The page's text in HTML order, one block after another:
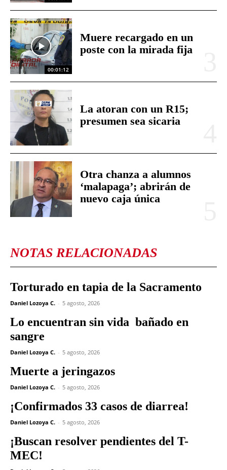
00:01:12
Muere recargado en un
poste con la mirada fija
La atoran con un R15;
presumen sea sicaria
Otra chanza a alumnos
‘malapaga’; abrirán de
nuevo caja única
NOTAS RELACIONADAS
Torturado en tapia de la Sacramento
Daniel Lozoya C. - 5 agosto, 2026
Lo encuentran sin vida bañado en
sangre
Daniel Lozoya C. - 5 agosto, 2026
Muerte a jeringazos
Daniel Lozoya C. - 5 agosto, 2026
¡Confirmados 33 casos de diarrea!
Daniel Lozoya C. - 5 agosto, 2026
¡Buscan resolver pendientes del T-
MEC!